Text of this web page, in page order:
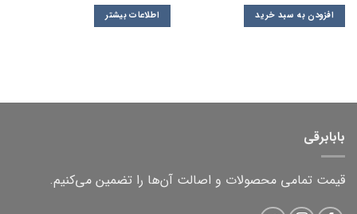
افزودن به سبد خرید اطلاعات بیشتر
بابابرقی
قیمت تمامی محصولات و اصالت آن‌ها را تضمین می‌کنیم.